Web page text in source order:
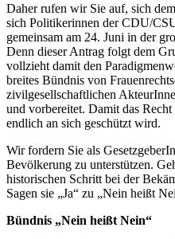
Daher rufen wir Sie auf, sich
sich Politikerinnen der CDU/
gemeinsam am 24. Juni in der
Denn dieser Antrag folgt dem
vollzieht damit den
breites Bündnis von
zivilgesellschaftlichen
und vorbereitet. Damit das
endlich an sich geschützt wird.
Wir fordern Sie als
Bevölkerung zu unterstützen.
historischen Schritt bei der
Sagen sie „Ja“ zu „Nein heißt
Bündnis „Nein heißt Nein“